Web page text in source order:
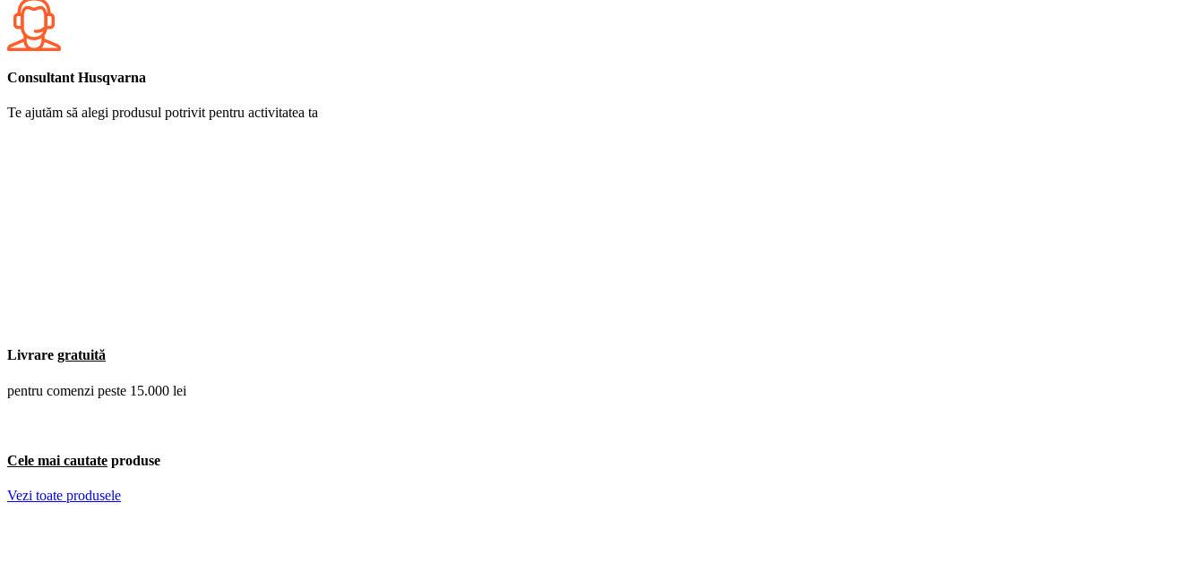
Consultant Husqvarna
Te ajutăm să alegi produsul potrivit pentru activitatea ta
Livrare gratuită
pentru comenzi peste 15.000 lei
Cele mai cautate produse
Vezi toate produsele